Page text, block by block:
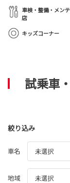
車検・整備・メン
店
キッズコーナー
試乗車
絞り込み
車名
地域